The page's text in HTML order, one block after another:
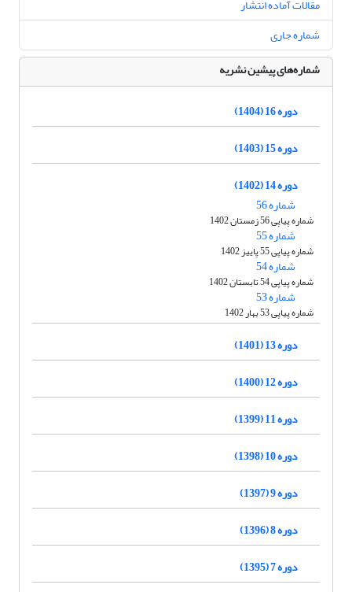
مقالات آماده انتشار
شماره جاری
شماره‌های پیشین نشریه
دوره 16 (1404)
دوره 15 (1403)
دوره 14 (1402)
شماره 56
شماره پیاپی 56 زمستان 1402
شماره 55
شماره پیاپی 55 پاییز 1402
شماره 54
شماره پیاپی 54 تابستان 1402
شماره 53
شماره پیاپی 53 بهار 1402
دوره 13 (1401)
دوره 12 (1400)
دوره 11 (1399)
دوره 10 (1398)
دوره 9 (1397)
دوره 8 (1396)
دوره 7 (1395)